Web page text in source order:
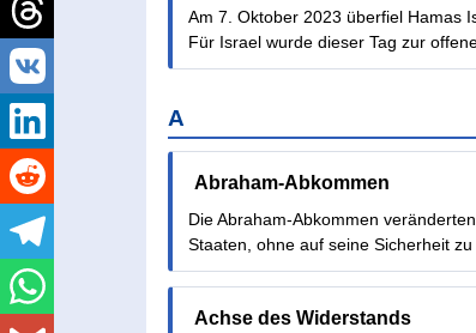
Am 7. Oktober 2023 überfiel Hamas
Für Israel wurde dieser Tag zur
A
Abraham-Abkommen
Die Abraham-Abkommen
Staaten, ohne auf seine Sicherheit zu
Achse des Widerstands